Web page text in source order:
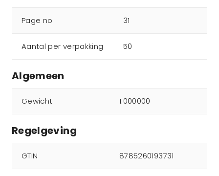
Page no 31
Aantal per verpakking 50
Algemeen
Gewicht 1.000000
Regelgeving
GTIN 8785260193731